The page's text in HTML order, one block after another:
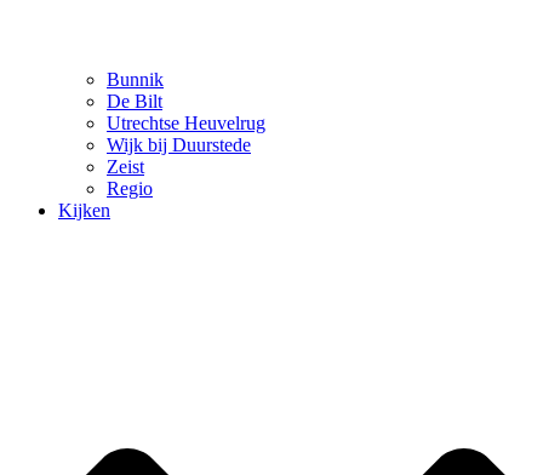
Bunnik
De Bilt
Utrechtse Heuvelrug
Wijk bij Duurstede
Zeist
Regio
Kijken